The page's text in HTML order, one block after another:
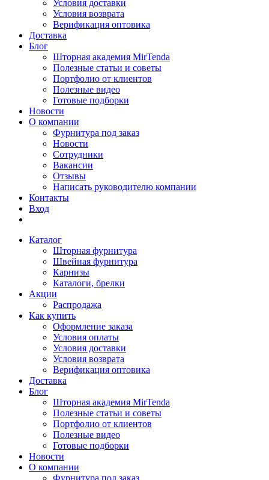
Условия доставки
Условия возврата
Верификация оптовика
Доставка
Блог
Шторная академия MirTenda
Полезные статьи и советы
Портфолио от клиентов
Полезные видео
Готовые подборки
Новости
О компании
Фурнитура под заказ
Новости
Сотрудники
Вакансии
Отзывы
Написать руководителю компании
Контакты
Вход
Каталог
Шторная фурнитура
Швейная фурнитура
Карнизы
Каталоги, брелки
Акции
Распродажа
Как купить
Оформление заказа
Условия оплаты
Условия доставки
Условия возврата
Верификация оптовика
Доставка
Блог
Шторная академия MirTenda
Полезные статьи и советы
Портфолио от клиентов
Полезные видео
Готовые подборки
Новости
О компании
Фурнитура под заказ